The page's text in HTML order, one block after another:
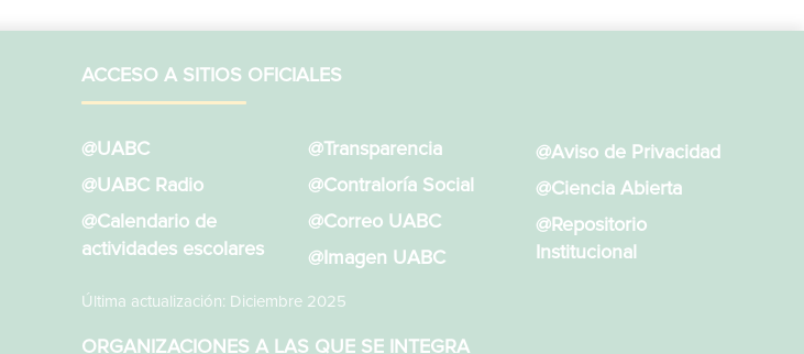
ACCESO A SITIOS OFICIALES
@UABC
@UABC Radio
@Calendario de
actividades escolares
@Transparencia
@Contraloría Social
@Correo UABC
@Imagen UABC
@Aviso de Privacidad
@Ciencia Abierta
@Repositorio
Institucional
Última actualización: Diciembre 2025
ORGANIZACIONES A LAS QUE SE INTEGRA